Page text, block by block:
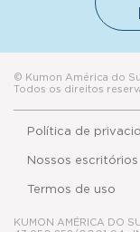
© Kumon América do
Todos os direitos
Política de
Termos de uso
Nossos escritórios
KUMON AMÉRICA DO